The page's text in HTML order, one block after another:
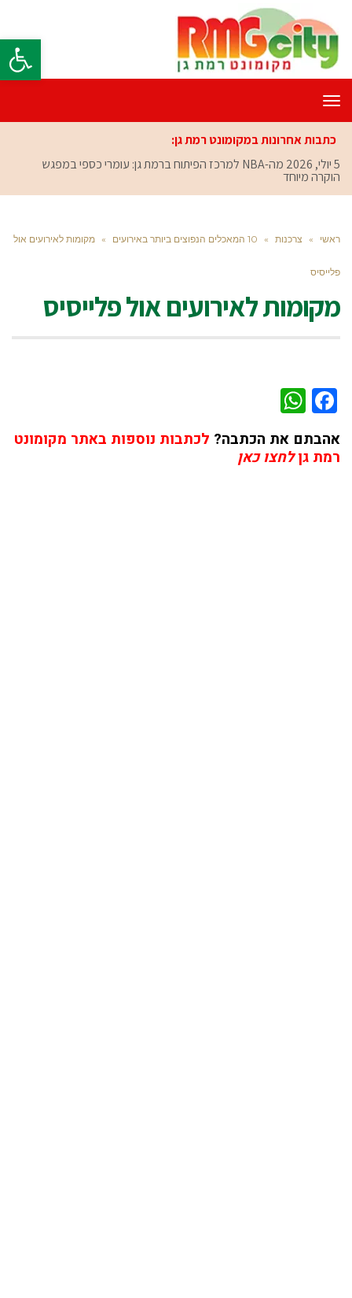
פתח
תפריט
כתבות אחרונות במקומונט רמת גן:
5 יולי, 2026
מה-NBA למרכז הפיתוח ברמת גן: עומרי כספי במפגש
הוקרה מיוחד
ראשי » צרכנות » 10 המאכלים הנפוצים ביותר באירועים » מקומות לאירועים אול
פלייסיס
מקומות לאירועים אול פלייסיס
Facebook
אהבתם את הכתבה? לכתבות נוספות באתר מקומונט
רמת גןלחצו כאן